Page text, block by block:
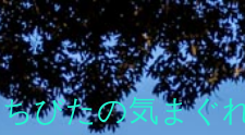
ちびたの気まぐ